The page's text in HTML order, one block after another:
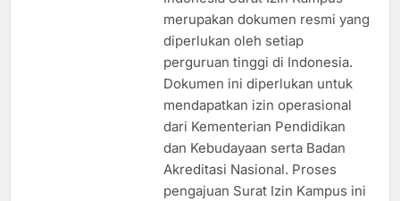
merupakan dokumen resmi yang
diperlukan oleh setiap
perguruan tinggi di Indonesia.
Dokumen ini diperlukan untuk
mendapatkan izin operasional
dari Kementerian Pendidikan
dan Kebudayaan serta Badan
Akreditasi Nasional. Proses
pengajuan Surat Izin Kampus ini